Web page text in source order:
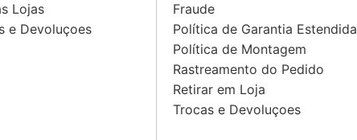
BB)
Lojas
e Devoluçoes
Fraude
Política de Garantia Estendida
Política de Montagem
Rastreamento do Pedido
Retirar em Loja
Trocas e Devoluçoes